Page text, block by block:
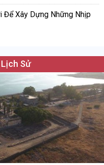
Để Xây Dựng Những Nhịp
Sử